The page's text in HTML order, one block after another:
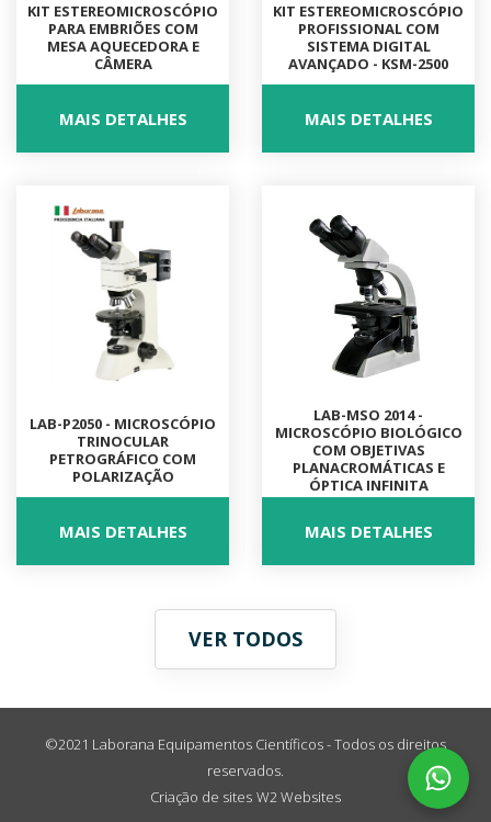
KIT ESTEREOMICROSCÓPIO
PARA EMBRIÕES COM
MESA AQUECEDORA E
CÂMERA
MAIS DETALHES
KIT ESTEREOMICROSCÓPIO
PROFISSIONAL COM
SISTEMA DIGITAL
AVANÇADO - KSM-2500
MAIS DETALHES
LAB-P2050 - MICROSCÓPIO
TRINOCULAR
PETROGRÁFICO COM
POLARIZAÇÃO
MAIS DETALHES
LAB-MSO 2014 -
MICROSCÓPIO BIOLÓGICO
COM OBJETIVAS
PLANACROMÁTICAS E
ÓPTICA INFINITA
MAIS DETALHES
VER TODOS
©2021 Laborana Equipamentos Científicos - Todos os direitos
reservados.
Criação de sites W2 Websites